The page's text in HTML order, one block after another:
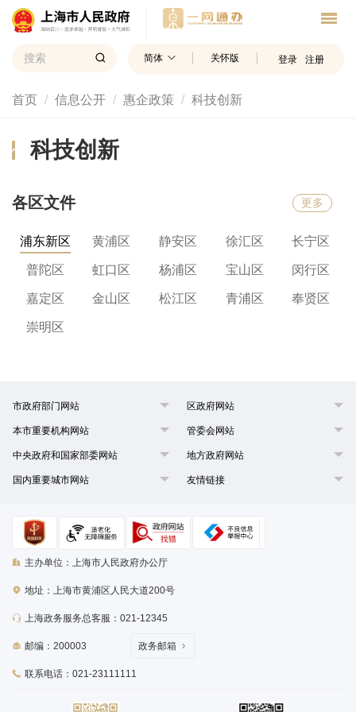
简体 关怀版 登录 注册
首页 信息公开 惠企政策 科技创新
科技创新
更多
各区文件
浦东新区 黄浦区 静安区 徐汇区 长宁区
普陀区 虹口区 杨浦区 宝山区 闵行区
嘉定区 金山区 松江区 青浦区 奉贤区
崇明区
市政府部门网站 区政府网站
本市重要机构网站 管委会网站
中央政府和国家部委网站 地方政府网站
国内重要城市网站 友情链接
主办单位：上海市人民政府办公厅
地址：上海市黄浦区人民大道200号
上海政务服务总客服：021-12345
邮编：200003
联系电话：021-23111111
政务邮箱